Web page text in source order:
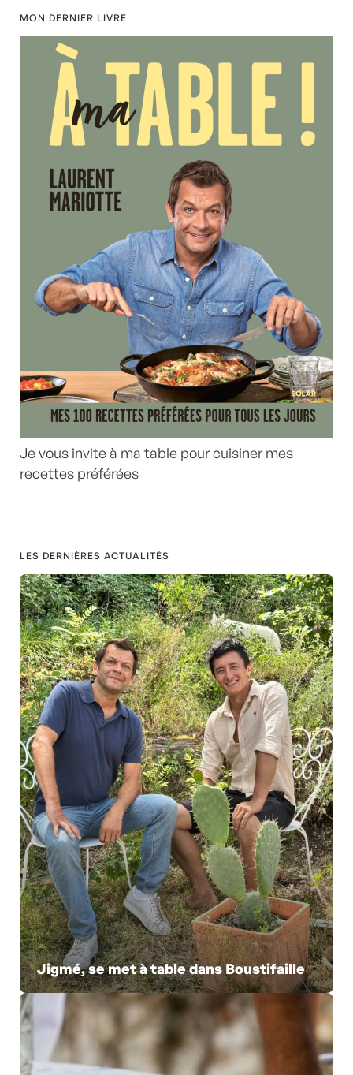
MON DERNIER LIVRE
Je vous invite à ma table pour cuisiner mes
recettes préférées
LES DERNIÈRES ACTUALITÉS
Jigmé, se met à table dans Boustifaille